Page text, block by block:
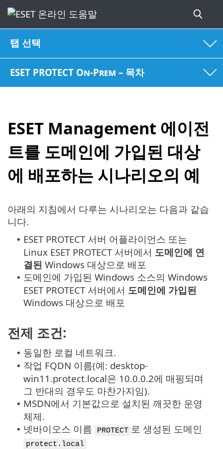
탭 선택
ESET PROTECT On-Prem – 목차
ESET Management 에이전
트를 도메인에 가입된 대상
에 배포하는 시나리오의 예
아래의 지침에서 다루는 시나리오는 다음과 같습
니다.
• ESET PROTECT 서버 어플라이언스 또는
Linux ESET PROTECT 서버에서 도메인에 연
결된 Windows 대상으로 배포
• 도메인에 가입된 Windows 소스의 Windows
ESET PROTECT 서버에서 도메인에 가입된
Windows 대상으로 배포
전제 조건:
• 동일한 로컬 네트워크.
• 작업 FQDN 이름(예: desktop-
win11.protect.local은 10.0.0.2에 매핑되며
그 반대의 경우도 마찬가지임).
• MSDN에서 기본값으로 설치된 깨끗한 운영
체제.
• 넷바이오스 이름 PROTECT 로 생성된 도메인
protect.local